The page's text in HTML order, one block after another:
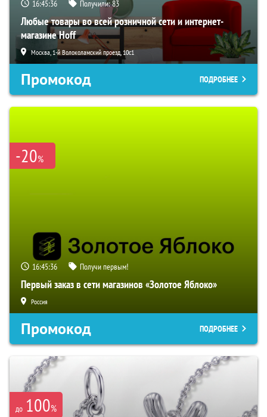
16:45:35 Получили:83
Любые товары во всей розничной сети и интернет-
магазине Hoff
Москва, 1-й Волоколамский проезд, 10с1
Промокод ПОДРОБНЕЕ
-20%
16:45:35 Получи первым!
Первый заказ в сети магазинов «Золотое Яблоко»
Россия
Промокод ПОДРОБНЕЕ
до 100%